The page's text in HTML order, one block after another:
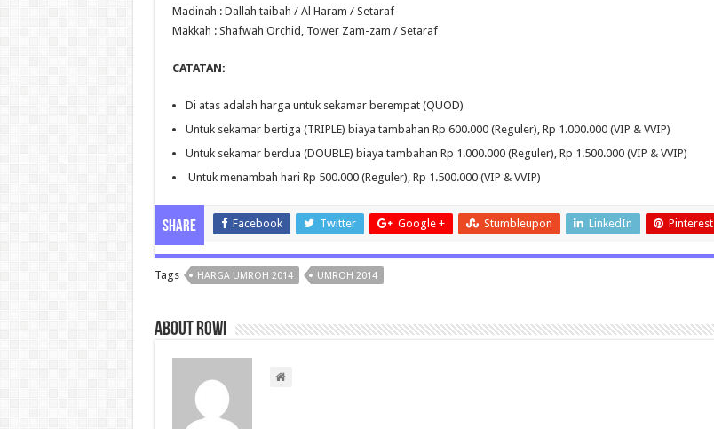
Madinah : Dallah taibah / Al Haram / Setaraf
Makkah : Shafwah Orchid, Tower Zam-zam / Setaraf
CATATAN:
Di atas adalah harga untuk sekamar berempat (QUOD)
Untuk sekamar bertiga (TRIPLE) biaya tambahan Rp 600.000 (Reguler), Rp 1.000.000 (VIP & VVIP)
Untuk sekamar berdua (DOUBLE) biaya tambahan Rp 1.000.000 (Reguler), Rp 1.500.000 (VIP & VVIP)
Untuk menambah hari Rp 500.000 (Reguler), Rp 1.500.000 (VIP & VVIP)
Share Facebook Twitter Google + Stumbleupon LinkedIn Pinterest
Tags HARGA UMROH 2014 UMROH 2014
About rowi